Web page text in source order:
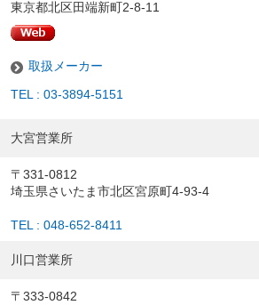
東京都北区田端新町2-8-11
取扱メーカー
TEL : 03-3894-5151
大宮営業所
〒331-0812
埼玉県さいたま市北区宮原町4-93-4
TEL : 048-652-8411
川口営業所
〒333-0842